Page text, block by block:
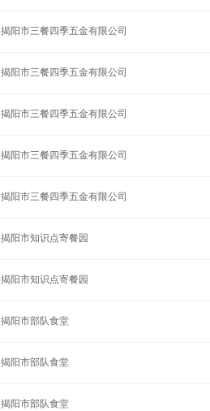
揭阳市三餐四季五金有限公司
揭阳市三餐四季五金有限公司
揭阳市三餐四季五金有限公司
揭阳市三餐四季五金有限公司
揭阳市三餐四季五金有限公司
揭阳市知识点寄餐园
揭阳市知识点寄餐园
揭阳市部队食堂
揭阳市部队食堂
揭阳市部队食堂